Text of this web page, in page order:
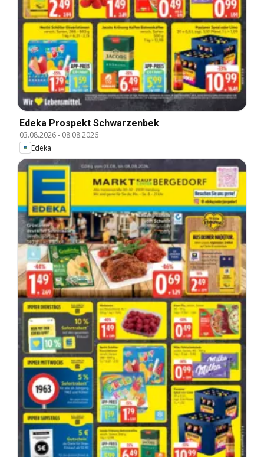
Edeka Prospekt Schwarzenbek
03.08.2026- 08.08.2026
Edeka